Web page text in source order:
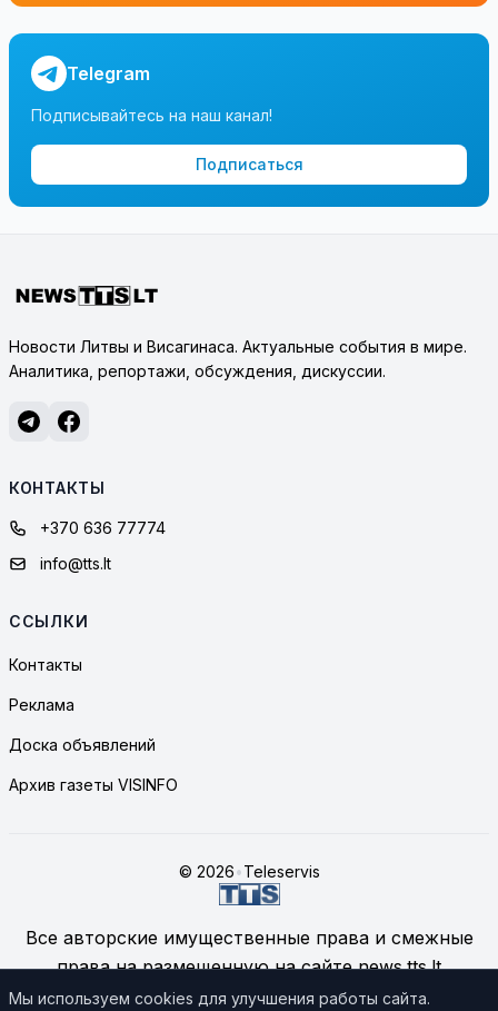
Telegram
Подписывайтесь на наш канал!
Подписаться
Новости Литвы и Висагинаса. Актуальные события в мире.
Аналитика, репортажи, обсуждения, дискуссии.
КОНТАКТЫ
+370 636 77774
info@tts.lt
ССЫЛКИ
Контакты
Реклама
Доска объявлений
Архив газеты VISINFO
© 2026•Teleservis
Все авторские имущественные права и смежные
права на размещенную на сайте news.tts.lt
информацию принадлежат ЗАО "Telekomunikacinių
Мы используем cookies для улучшения работы сайта.